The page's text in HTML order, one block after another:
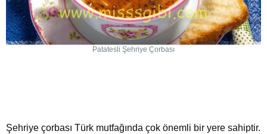
Patatesli Şehriye Çorbası
Şehriye çorbası Türk mutfağında çok önemli bir yere sahiptir.